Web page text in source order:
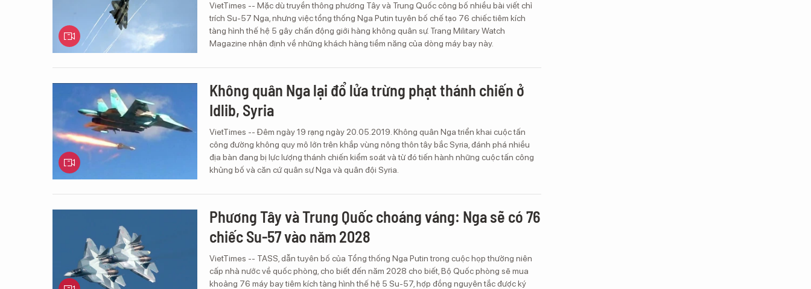
VietTimes -- Mặc dù truyền thông phương Tây và Trung Quốc công bố nhiều bài viết chỉ
trích Su-57 Nga, nhưng việc tổng thống Nga Putin tuyên bố chế tạo 76 chiếc tiêm kích
tàng hình thế hệ 5 gây chấn động giới hàng không quân sự. Trang Military Watch
Magazine nhận định về những khách hàng tiềm năng của dòng máy bay này.
Không quân Nga lại đổ lửa trừng phạt thánh chiến ở
Idlib, Syria
VietTimes -- Đêm ngày 19 rạng ngày 20.05.2019. Không quân Nga triển khai cuộc tấn
công đường không quy mô lớn trên khắp vùng nông thôn tây bắc Syria, đánh phá nhiều
địa bàn đang bị lực lượng thánh chiến kiểm soát và từ đó tiến hành những cuộc tấn công
khủng bố và căn cứ quân sự Nga và quân đội Syria.
Phương Tây và Trung Quốc choáng váng: Nga sẽ có 76
chiếc Su-57 vào năm 2028
VietTimes -- TASS, dẫn tuyên bố của Tổng thống Nga Putin trong cuộc họp thường niên
cấp nhà nước về quốc phòng, cho biết đến năm 2028 cho biết, Bộ Quốc phòng sẽ mua
khoảng 76 máy bay tiêm kích tàng hình thế hệ 5 Su-57, hợp đồng nguyên tắc được ký